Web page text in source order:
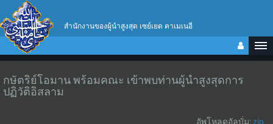
สำนักงานของผู้นำสูงสุด เซย์เยด คาเมเนอี
กษัตริย์โอมาน พร้อมคณะ เข้าพบท่านผู้นำสูงสุดการ
ปฏิวัติอิสลาม
อัพโหลดอัลบั่ม:zip